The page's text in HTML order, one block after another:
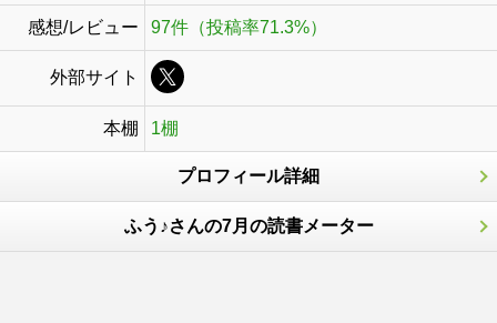
感想/レビュー 97件（投稿率71.3%）
外部サイト
本棚 1棚
プロフィール詳細
ふう♪さんの7月の読書メーター